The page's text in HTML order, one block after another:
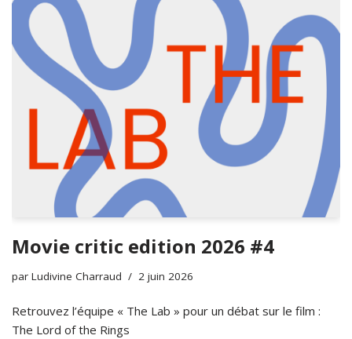
Movie critic edition 2026 #4
par Ludivine Charraud 2 juin 2026
Retrouvez l’équipe « The Lab » pour un débat sur le film :
The Lord of the Rings